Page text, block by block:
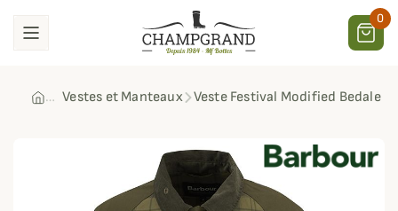
0
Vestes et Manteaux Veste Festival Modified Bedale